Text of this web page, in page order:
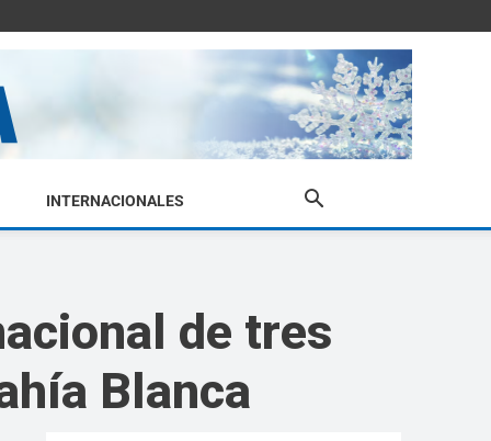
INTERNACIONALES
de tres
Blanca